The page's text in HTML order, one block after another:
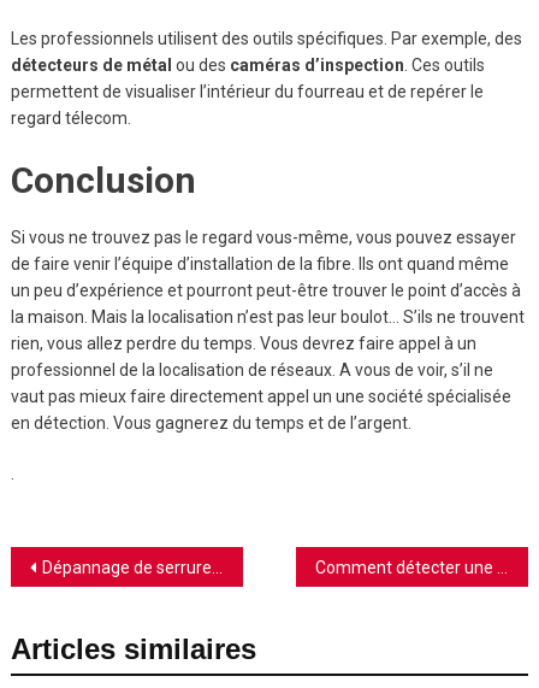
Les professionnels utilisent des outils spécifiques. Par exemple, des
détecteurs de métal ou des caméras d’inspection. Ces outils
permettent de visualiser l’intérieur du fourreau et de repérer le
regard télecom.
Conclusion
Si vous ne trouvez pas le regard vous-même, vous pouvez essayer
de faire venir l’équipe d’installation de la fibre. Ils ont quand même
un peu d’expérience et pourront peut-être trouver le point d’accès à
la maison. Mais la localisation n’est pas leur boulot… S’ils ne trouvent
rien, vous allez perdre du temps. Vous devrez faire appel à un
professionnel de la localisation de réseaux. A vous de voir, s’il ne
vaut pas mieux faire directement appel un une société spécialisée
en détection. Vous gagnerez du temps et de l’argent.
.
Navigation
l’article
Dépannage de serrure pour une maison : comment s’y prendre ? Comment détecter une fuite d’eau dans votre cuisine ?
Articles similaires